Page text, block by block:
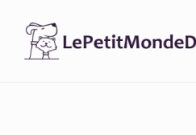
content